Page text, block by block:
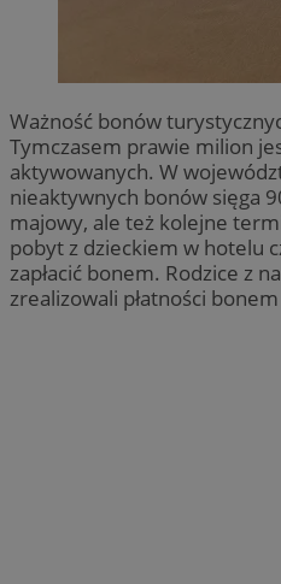
Ważność bonów
Tymczasem prawie milion
aktywowanych. W
nieaktywnych bonów sięga
majowy, ale też kolejne
pobyt z dzieckiem w hotelu
zapłacić bonem. Rodzice z
zrealizowali płatności